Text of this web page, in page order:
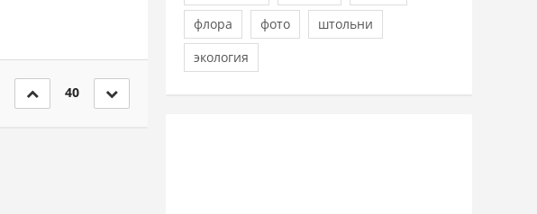
40
флора
фото
штольни
экология